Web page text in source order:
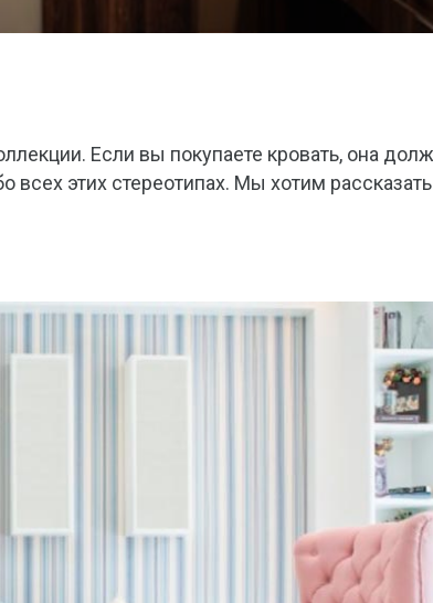
Если вы покупаете кровать, она
этих стереотипах. Мы хотим рассказать